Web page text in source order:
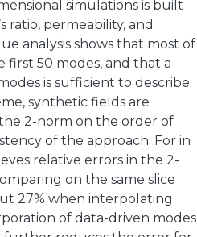
simulations is built
ratio, permeability, and
analysis shows that most of
50 modes, and that a
is sufficient to describe
synthetic fields are
2-norm on the order of
of the approach. For in
relative errors in the 2-
on the same slice
27% when interpolating
of data-driven modes